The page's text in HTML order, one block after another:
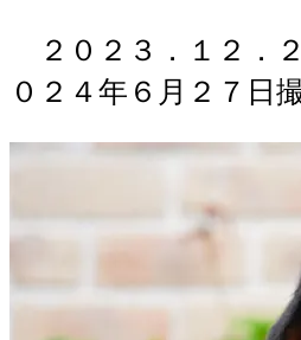
２０２３．１２．
０２４年６月２７日